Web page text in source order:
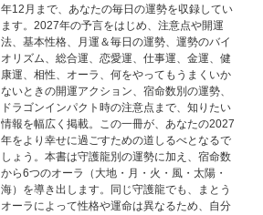
年12月まで、あなたの毎日の運勢を収録してい
ます。2027年の予言をはじめ、注意点や開運
法、基本性格、月運＆毎日の運勢、運勢のバイ
オリズム、総合運、恋愛運、仕事運、金運、健
康運、相性、オーラ、何をやってもうまくいか
ないときの開運アクション、宿命数別の運勢、
ドラゴンインパクト時の注意点まで、知りたい
情報を幅広く掲載。この一冊が、あなたの2027
年をより幸せに過ごすための道しるべとなるで
しょう。本書は守護龍別の運勢に加え、宿命数
から6つのオーラ（大地・月・火・風・太陽・
海）を導き出します。同じ守護龍でも、まとう
オーラによって性格や運命は異なるため、自分